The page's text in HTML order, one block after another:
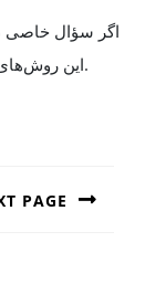
اگر سؤال خاصی
این روش‌های.
PAGE